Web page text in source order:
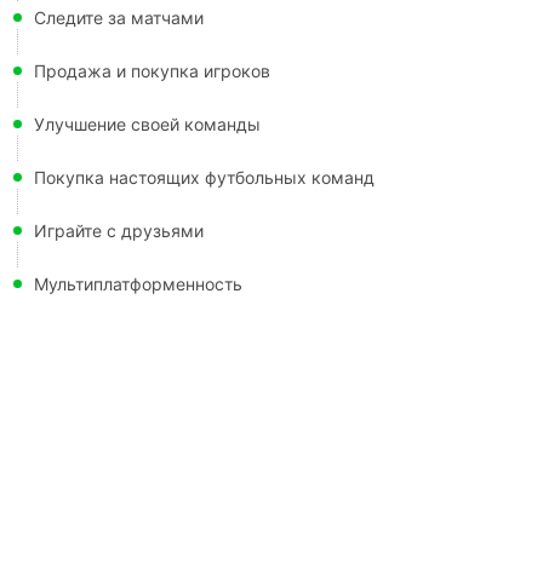
Следите за матчами
Продажа и покупка игроков
Улучшение своей команды
Покупка настоящих футбольных команд
Играйте с друзьями
Мультиплатформенность